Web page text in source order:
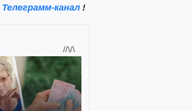
Телеграмм-канал !